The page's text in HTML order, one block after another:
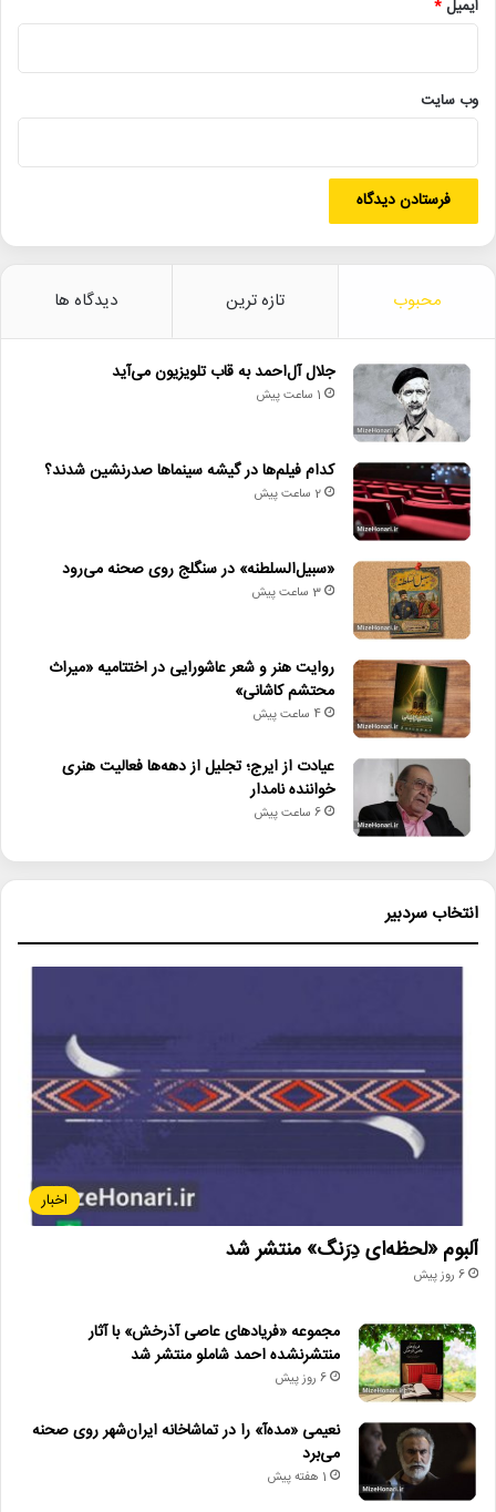
دیگر خبرها
• نگاه هفته
• جلال آل‌احمد به قاب تلویزیون می‌آید
• کدام فیلم‌ها در گیشه سینماها صدرنشین شدند؟
• «سبیل‌السلطنه» در سنگلج روی صحنه می‌رود
• روایت هنر و شعر عاشورایی در اختتامیه «میراث محتشم کاشانی»
• عیادت از ایرج؛ تجلیل از دهه‌ها فعالیت هنری خواننده نامدار
• پیام وزیر فرهنگ به مناسبت روز خبرنگار
آزاده_صمدی
بنیاد_سینمایی_فارابی
جشنواره_فیلم_بریکس_مسکو
حامد_کمیلی
رضا_نجاتی
روایت_ناتمام_سیما
علیرضا_صمدی
ایمیل*
وب‌ سایت
محبوب تازه ترین دیدگاه ها
جلال آل‌احمد به قاب تلویزیون می‌آید
1 ساعت پیش
کدام فیلم‌ها در گیشه سینماها صدرنشین شدند؟
2 ساعت پیش
«سبیل‌السلطنه» در سنگلج روی صحنه می‌رود
3 ساعت پیش
روایت هنر و شعر عاشورایی در اختتامیه «میراث
محتشم کاشانی»
4 ساعت پیش
عیادت از ایرج؛ تجلیل از دهه‌ها فعالیت هنری
خواننده نامدار
6 ساعت پیش
انتخاب سردبیر
اخبار
آلبوم «لحظه‌ای دِرَنگ» منتشر شد
6 روز پیش
مجموعه «فریادهای عاصی آذرخش» با آثار
منتشرنشده احمد شاملو منتشر شد
6 روز پیش
نعیمی «مده‌آ» را در تماشاخانه ایران‌شهر روی صحنه
می‌برد
1 هفته پیش